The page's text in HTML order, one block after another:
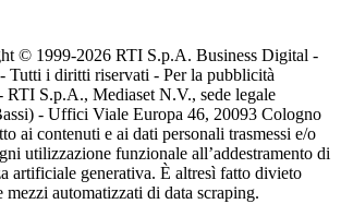
© 1999-2026 RTI S.p.A. Business Digital -
Tutti i diritti riservati - Per la pubblicità
S.p.A., Mediaset N.V., sede legale
- Uffici Viale Europa 46, 20093 Cologno
ai contenuti e ai dati personali trasmessi e/o
utilizzazione funzionale all’addestramento di
artificiale generativa. È altresì fatto divieto
mezzi automatizzati di data scraping.